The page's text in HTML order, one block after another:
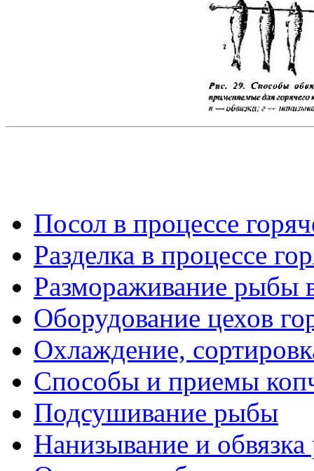
Посол в процессе
Разделка в процессе
Размораживание рыбы
Оборудование цехов
Охлаждение,
Способы и приемы
Подсушивание рыбы
Нанизывание и